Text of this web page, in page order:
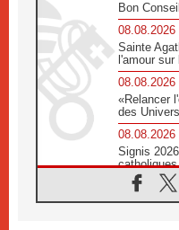
Bon
08.08.2026
Sainte
l'amour
08.08.2026
«Relancer
des
08.08.2026
Signis
catholiques
08.08.2026
Au